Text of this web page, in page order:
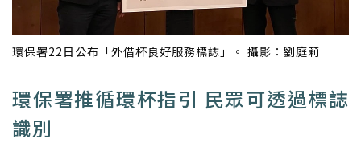
環保署22日公布「外借杯良好服務標誌」。 攝影：劉庭莉
環保署推循環杯指引 民眾可透過標誌
識別